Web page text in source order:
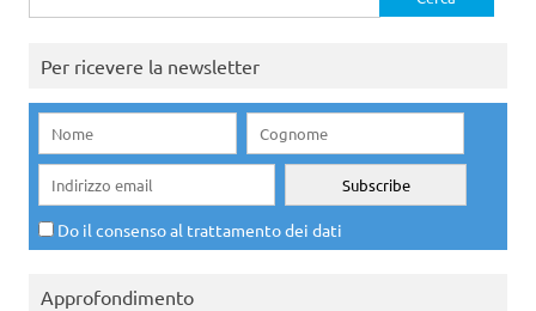
per:
Per ricevere la newsletter
Do il consenso al trattamento dei dati
Approfondimento